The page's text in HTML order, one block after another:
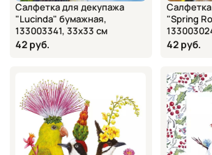
Салфетка для декупажа
"Lucinda" бумажная,
133003341, 33х33 см
42 руб.
"Spring
42 руб.